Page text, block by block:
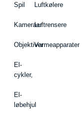
Spil
Kameraer
Objektiver
El-
cykler,
El-
løbehjul
Luftkølere
Luftrensere
Varmeapparater